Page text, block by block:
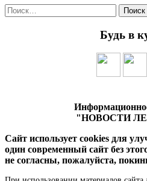
Найти:
Будь в
"НОВОСТИ
Сайт использует cookies для
один современный сайт без
не согласны, пожалуйста,